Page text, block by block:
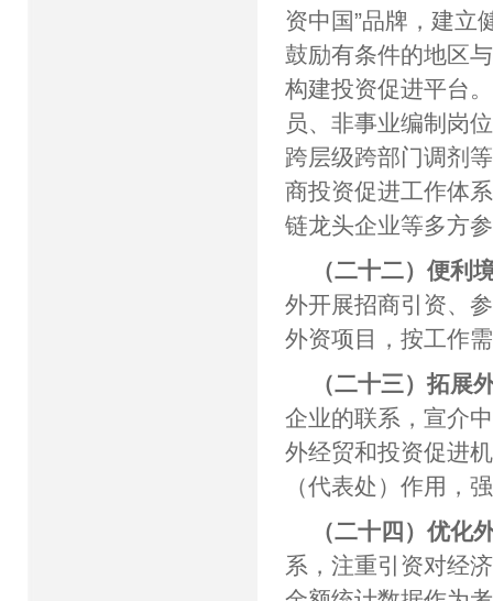
资中国”品牌，建立
鼓励有条件的地区
构建投资促进平台
员、非事业编制岗
跨层级跨部门调剂
商投资促进工作体
链龙头企业等多方
（二十二）便利
外开展招商引资、
外资项目，按工作
（二十三）拓展
企业的联系，宣介
外经贸和投资促进
（代表处）作用，
（二十四）优化
系，注重引资对经